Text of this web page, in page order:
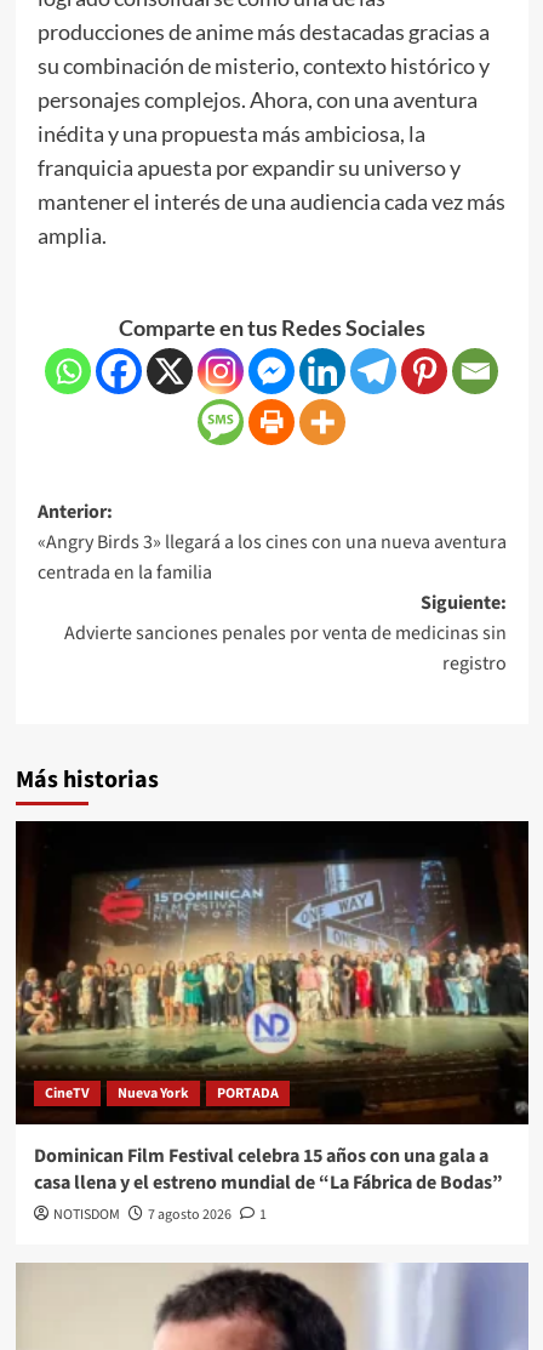
producciones de anime más destacadas gracias a
su combinación de misterio, contexto histórico y
personajes complejos. Ahora, con una aventura
inédita y una propuesta más ambiciosa, la
franquicia apuesta por expandir su universo y
mantener el interés de una audiencia cada vez más
amplia.
Comparte en tus Redes Sociales
Anterior:
«Angry Birds 3» llegará a los cines con una nueva aventura
centrada en la familia
Siguiente:
Advierte sanciones penales por venta de medicinas sin
registro
Más historias
CineTV Nueva York PORTADA
Dominican Film Festival celebra 15 años con una gala a
casa llena y el estreno mundial de “La Fábrica de Bodas”
NOTISDOM 7 agosto 2026 1